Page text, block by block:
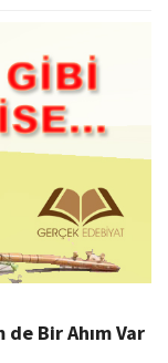
de Bir Ahım Var